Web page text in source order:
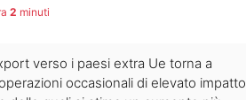
2 minuti
verso i paesi extra Ue torna a
occasionali di elevato impatto